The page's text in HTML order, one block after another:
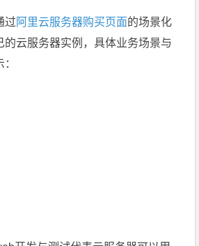
过 阿里云服务器购买页面的场景化
的云服务器实例，具体业务场景与